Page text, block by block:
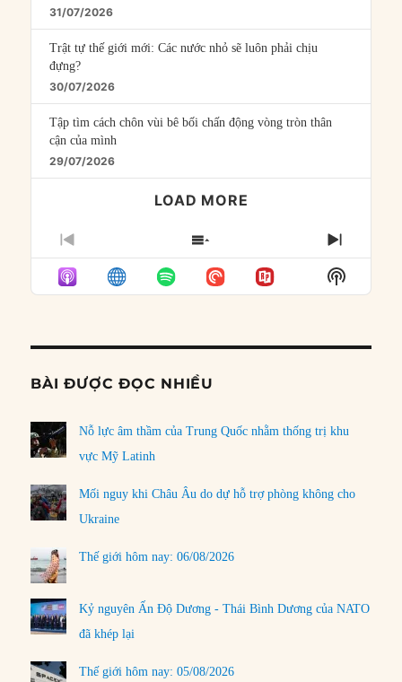
31/07/2026
Trật tự thế giới mới: Các nước nhỏ sẽ luôn phải chịu
đựng?
30/07/2026
Tập tìm cách chôn vùi bê bối chấn động vòng tròn thân
cận của mình
29/07/2026
LOAD MORE
PREVIOUS
EPISODE
SHOW
EPISODES
LIST
NEXT
Show
Podcast
BÀI ĐƯỢC ĐỌC NHIỀU
Nỗ lực âm thầm của Trung Quốc nhằm thống trị khu
vực Mỹ Latinh
Mối nguy khi Châu Âu do dự hỗ trợ phòng không cho
Ukraine
Thế giới hôm nay: 06/08/2026
Kỷ nguyên Ấn Độ Dương - Thái Bình Dương của NATO
đã khép lại
Thế giới hôm nay: 05/08/2026